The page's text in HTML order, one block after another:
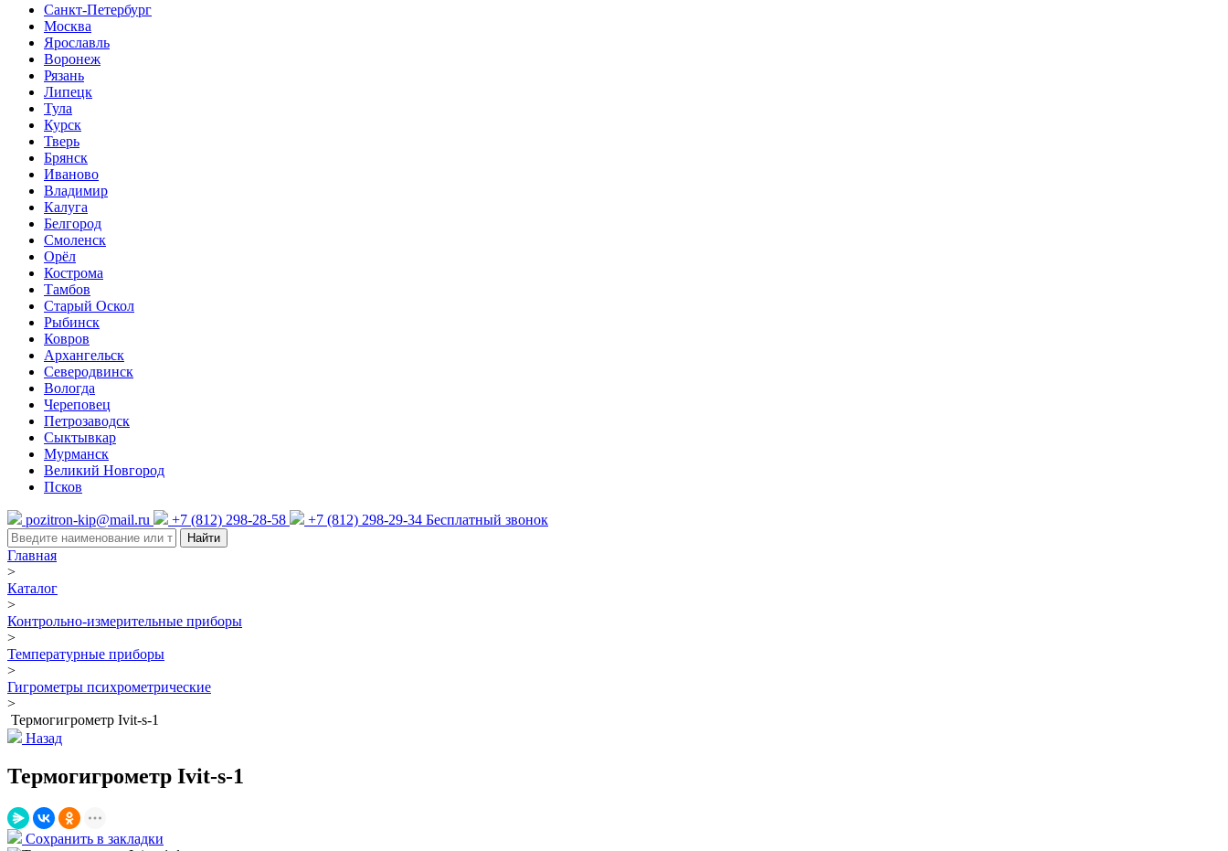
Санкт-Петербург
Москва
Ярославль
Воронеж
Рязань
Липецк
Тула
Курск
Тверь
Брянск
Иваново
Владимир
Калуга
Белгород
Смоленск
Орёл
Кострома
Тамбов
Старый Оскол
Рыбинск
Ковров
Архангельск
Северодвинск
Вологда
Череповец
Петрозаводск
Сыктывкар
Мурманск
Великий Новгород
Псков
pozitron-kip@mail.ru +7 (812) 298-28-58 +7 (812) 298-29-34 Бесплатный звонок
Найти
Главная
>
Каталог
>
Контрольно-измерительные приборы
>
Температурные приборы
>
Гигрометры психрометрические
>
Термогигрометр Ivit-s-1
Назад
Термогигрометр Ivit-s-1
Сохранить в закладки